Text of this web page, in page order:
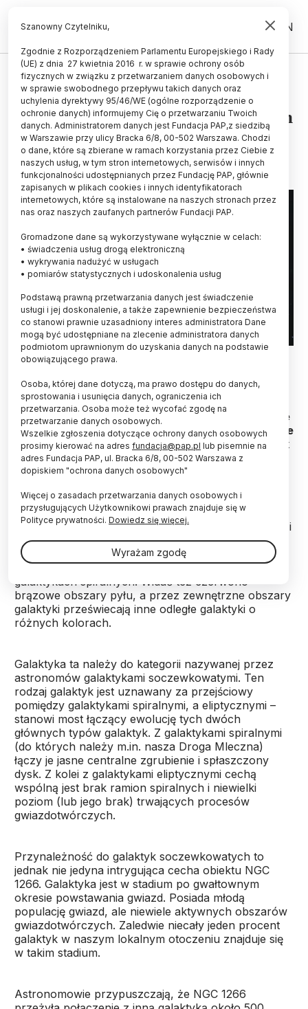
PL EN
ŚWIAT
Teleskop Hubble’a sfotografował
galaktykę w stadium przejściowym
21.05.2026
aktualizacja: 21.05.2026
2 minuty czytania
Zdjęcie galaktyki soczewkowatej NGC 1266 wykonane przez
Kosmiczny Teleskop Hubble’a. Źródło: NASA, ESA, K. Alatalo
University of America).
Agencja kosmiczna NASA zaprezentowała zdjęcie
galaktyki, w której widać strukturę spiralną, ale nie
ma ona wyraźnych ramion spiralnych. Na dodatek
obiekt znajduje się w fazie tuż po ustaniu
gwałtownych procesów gwiazdotwórczych.
Na zdjęciu galaktyki NGC 1266, wykonanym przez
Kosmiczny Teleskop Hubble’a, widać jasne centrum i
kształty wyglądające, jak struktura spiralna. Nie ma
jednak bardzo wyraźnie wyodrębnionych ramion
spiralnym, w taki sposób, jak to wygląda w
galaktykach spiralnych. Widać też czerwono-
brązowe obszary pyłu, a przez zewnętrzne obszary
galaktyki przeświecają inne odległe galaktyki o
różnych kolorach.
Galaktyka ta należy do kategorii nazywanej przez
astronomów galaktykami soczewkowatymi. Ten
rodzaj galaktyk jest uznawany za przejściowy
pomiędzy galaktykami spiralnymi, a eliptycznymi –
stanowi most łączący ewolucję tych dwóch
głównych typów galaktyk. Z galaktykami spiralnymi
(do których należy m.in. nasza Droga Mleczna)
łączy je jasne centralne zgrubienie i spłaszczony
dysk. Z kolei z galaktykami eliptycznymi cechą
wspólną jest brak ramion spiralnych i niewielki
poziom (lub jego brak) trwających procesów
gwiazdotwórczych.
Przynależność do galaktyk soczewkowatych to
jednak nie jedyna intrygująca cecha obiektu NGC
1266. Galaktyka jest w stadium po gwałtownym
okresie powstawania gwiazd. Posiada młodą
populację gwiazd, ale niewiele aktywnych obszarów
gwiazdotwórczych. Zaledwie niecały jeden procent
galaktyk w naszym lokalnym otoczeniu znajduje się
w takim stadium.
Astronomowie przypuszczają, że NGC 1266
Szanowny Czytelniku,
Zgodnie z Rozporządzeniem Parlamentu Europejskiego i Rady
(UE) z dnia 27 kwietnia 2016 r. w sprawie ochrony osób
fizycznych w związku z przetwarzaniem danych osobowych i
w sprawie swobodnego przepływu takich danych oraz
uchylenia dyrektywy 95/46/WE (ogólne rozporządzenie o
ochronie danych) informujemy Cię o przetwarzaniu Twoich
danych. Administratorem danych jest Fundacja PAP,z siedzibą
w Warszawie przy ulicy Bracka 6/8, 00-502 Warszawa. Chodzi
o dane, które są zbierane w ramach korzystania przez Ciebie z
naszych usług, w tym stron internetowych, serwisów i innych
funkcjonalności udostępnianych przez Fundację PAP, głównie
zapisanych w plikach cookies i innych identyfikatorach
internetowych, które są instalowane na naszych stronach przez
nas oraz naszych zaufanych partnerów Fundacji PAP.
Gromadzone dane są wykorzystywane wyłącznie w celach:
• świadczenia usług drogą elektroniczną
• wykrywania nadużyć w usługach
• pomiarów statystycznych i udoskonalenia usług
Podstawą prawną przetwarzania danych jest świadczenie
usługi i jej doskonalenie, a także zapewnienie bezpieczeństwa
co stanowi prawnie uzasadniony interes administratora Dane
mogą być udostępniane na zlecenie administratora danych
podmiotom uprawnionym do uzyskania danych na podstawie
obowiązującego prawa.
Osoba, której dane dotyczą, ma prawo dostępu do danych,
sprostowania i usunięcia danych, ograniczenia ich
przetwarzania. Osoba może też wycofać zgodę na
przetwarzanie danych osobowych.
Wszelkie zgłoszenia dotyczące ochrony danych osobowych
prosimy kierować na adres fundacja@pap.pl lub pisemnie na
adres Fundacja PAP, ul. Bracka 6/8, 00-502 Warszawa z
dopiskiem "ochrona danych osobowych"
Więcej o zasadach przetwarzania danych osobowych i
przysługujących Użytkownikowi prawach znajduje się w
Polityce prywatności. Dowiedz się więcej.
Wyrażam zgodę